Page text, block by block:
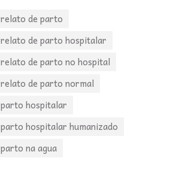
relato de parto
relato de parto hospitalar
relato de parto no hospital
relato de parto normal
parto hospitalar
parto hospitalar humanizado
parto na agua